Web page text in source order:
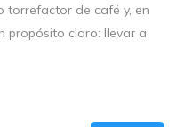
torrefactor de café y, en
propósito claro: llevar a